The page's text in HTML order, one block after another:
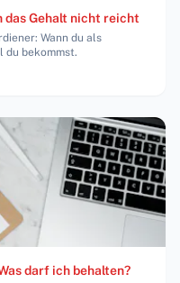
Gehalt nicht reicht
Wann du als
du bekommst.
darf ich behalten?